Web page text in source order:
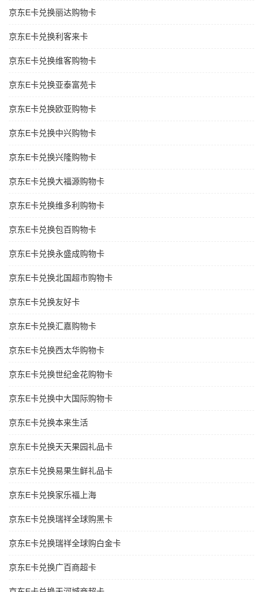
京东E卡兑换丽达购物卡
京东E卡兑换利客来卡
京东E卡兑换维客购物卡
京东E卡兑换亚泰富苑卡
京东E卡兑换欧亚购物卡
京东E卡兑换中兴购物卡
京东E卡兑换兴隆购物卡
京东E卡兑换大福源购物卡
京东E卡兑换维多利购物卡
京东E卡兑换包百购物卡
京东E卡兑换永盛成购物卡
京东E卡兑换北国超市购物卡
京东E卡兑换友好卡
京东E卡兑换汇嘉购物卡
京东E卡兑换西太华购物卡
京东E卡兑换世纪金花购物卡
京东E卡兑换中大国际购物卡
京东E卡兑换本来生活
京东E卡兑换天天果园礼品卡
京东E卡兑换易果生鲜礼品卡
京东E卡兑换家乐福上海
京东E卡兑换瑞祥全球购黑卡
京东E卡兑换瑞祥全球购白金卡
京东E卡兑换广百商超卡